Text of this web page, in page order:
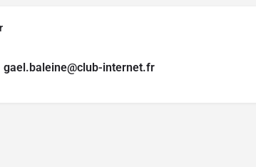
gael.baleine@club-internet.fr